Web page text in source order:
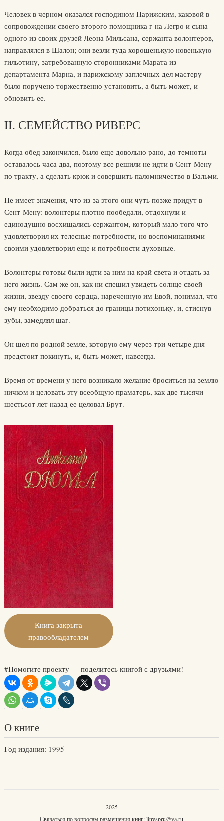
Человек в черном оказался господином Парижским, каковой в
сопровождении своего второго помощника г-на Легро и сына
одного из своих друзей Леона Мильсана, сержанта волонтеров,
направлялся в Шалон; они везли туда хорошенькую новенькую
гильотину, затребованную сторонниками Марата из
департамента Марна, и парижскому заплечных дел мастеру
было поручено торжественно установить, а быть может, и
обновить ее.
II. СЕМЕЙСТВО РИВЕРС
Когда обед закончился, было еще довольно рано, до темноты
оставалось часа два, поэтому все решили не идти в Сент-Мену
по тракту, а сделать крюк и совершить паломничество в Вальми.
Не имеет значения, что из-за этого они чуть позже придут в
Сент-Мену: волонтеры плотно пообедали, отдохнули и
единодушно восхищались сержантом, который мало того что
удовлетворил их телесные потребности, но воспоминаниями
своими удовлетворил еще и потребности духовные.
Волонтеры готовы были идти за ним на край света и отдать за
него жизнь. Сам же он, как ни спешил увидеть солнце своей
жизни, звезду своего сердца, нареченную им Евой, понимал, что
ему необходимо добраться до границы потихоньку, и, стиснув
зубы, замедлял шаг.
Он шел по родной земле, которую ему через три-четыре дня
предстоит покинуть, и, быть может, навсегда.
Время от времени у него возникало желание броситься на землю
ничком и целовать эту всеобщую праматерь, как две тысячи
шестьсот лет назад ее целовал Брут.
Книга закрыта
правообладателем
#Помогите проекту — поделитесь книгой с друзьями!
О книге
Год издания: 1995
2025
Связаться по вопросам размещения книг:litrespru@ya.ru